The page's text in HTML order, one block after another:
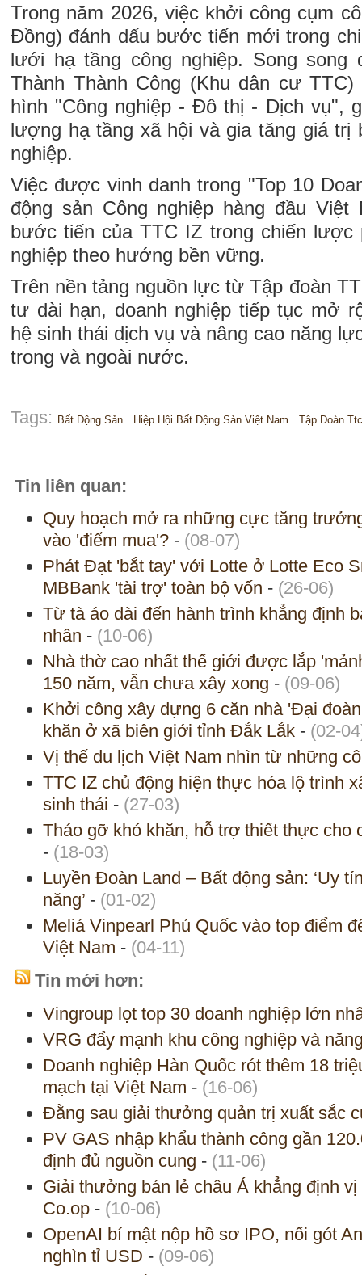
Trong năm 2026, việc khởi công cụm
Đồng) đánh dấu bước tiến mới trong
lưới hạ tầng công nghiệp. Song
Thành Thành Công (Khu dân cư
hình "Công nghiệp - Đô thị - Dịch vụ",
lượng hạ tầng xã hội và gia tăng giá trị
nghiệp.
Việc được vinh danh trong "Top 10
động sản Công nghiệp hàng đầu Việt
bước tiến của TTC IZ trong chiến lược
nghiệp theo hướng bền vững.
Trên nền tảng nguồn lực từ Tập đoàn
tư dài hạn, doanh nghiệp tiếp tục mở
hệ sinh thái dịch vụ và nâng cao năng
trong và ngoài nước.
Tags: Bất Động Sản Hiệp Hội Bất Động Sản Việt Nam Tập Đoàn
Tin liên quan:
Quy hoạch mở ra những cực tăng
vào 'điểm mua'? - (08-07)
Phát Đạt 'bắt tay' với Lotte ở Lotte Eco
MBBank 'tài trợ' toàn bộ vốn - (26-06)
Từ tà áo dài đến hành trình khẳng định
nhân - (10-06)
Nhà thờ cao nhất thế giới được lắp
150 năm, vẫn chưa xây xong - (09-06)
Khởi công xây dựng 6 căn nhà 'Đại
khăn ở xã biên giới tỉnh Đắk Lắk - (02-
Vị thế du lịch Việt Nam nhìn từ những
TTC IZ chủ động hiện thực hóa lộ trình
sinh thái - (27-03)
Tháo gỡ khó khăn, hỗ trợ thiết thực cho
- (18-03)
Luyền Đoàn Land – Bất động sản: ‘Uy
năng’ - (01-02)
Meliá Vinpearl Phú Quốc vào top điểm
Việt Nam - (04-11)
Tin mới hơn:
Vingroup lọt top 30 doanh nghiệp lớn
VRG đẩy mạnh khu công nghiệp và
Doanh nghiệp Hàn Quốc rót thêm 18
mạch tại Việt Nam - (16-06)
Đằng sau giải thưởng quản trị xuất sắc
PV GAS nhập khẩu thành công gần
định đủ nguồn cung - (11-06)
Giải thưởng bán lẻ châu Á khẳng định
Co.op - (10-06)
OpenAI bí mật nộp hồ sơ IPO, nối gót
nghìn tỉ USD - (09-06)